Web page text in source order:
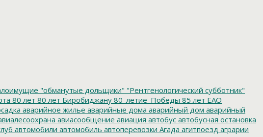
"обманутые дольщики" "Рентгенологический субботник"
80 лет 80 лет Биробиджану 80_летие_Победы 85 лет ЕАО
аварийное жилье аварийные дома аварийный дом аварийный
авиасообщение авиация автобус автобусная остановка
автомобили автомобиль автоперевозки Агада агитпоезд аграрии